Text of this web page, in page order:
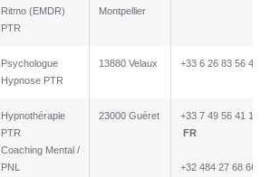
Ritmo (EMDR)
PTR
Montpellier
Psychologue
Hypnose PTR
13880 Velaux +33 6 26 83 56 40
Hypnothérapie
PTR
Coaching Mental /
PNL
23000 Guéret
+33 7 49 56 41 18
FR
+32 484 27 68 66